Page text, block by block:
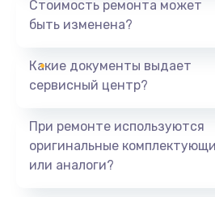
Замена
Ремонт
Стоимость ремонта может
быть изменена?
Какие документы выдает
сервисный центр?
При ремонте используются
оригинальные
или аналоги?